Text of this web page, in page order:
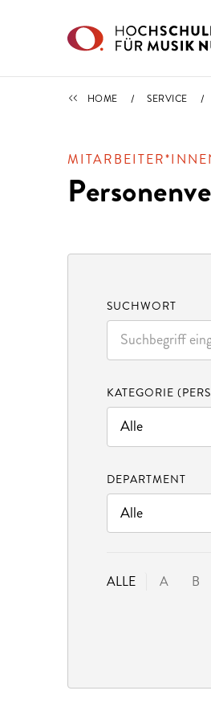
SERVICE
HOME SERVICE
SUCHWORT
KATEGORIE
DEPARTMENT
ALLE A B